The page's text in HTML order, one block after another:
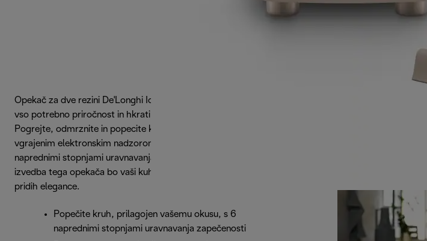
Opekač za dve rezini De'Longhi Icona Metallics zagotavlja
vso potrebno priročnost in hkrati ohranja privlačen videz.
Pogrejte, odmrznite in popecite kruh na želeni ravni z
vgrajenim elektronskim nadzorom z vrtljivim gumbom s 6
naprednimi stopnjami uravnavanja zapečenosti. Sijoča bež
izvedba tega opekača bo vaši kuhinji dodala moderen
pridih elegance.
Popečite kruh, prilagojen vašemu okusu, s 6
naprednimi stopnjami uravnavanja zapečenosti